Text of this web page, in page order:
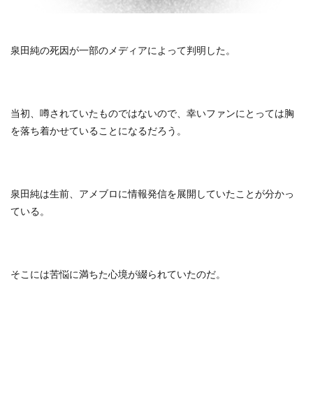
泉田純の死因が一部のメディアによって判明した。
当初、噂されていたものではないので、幸いファンにとっては胸
を落ち着かせていることになるだろう。
泉田純は生前、アメブロに情報発信を展開していたことが分かっ
ている。
そこには苦悩に満ちた心境が綴られていたのだ。